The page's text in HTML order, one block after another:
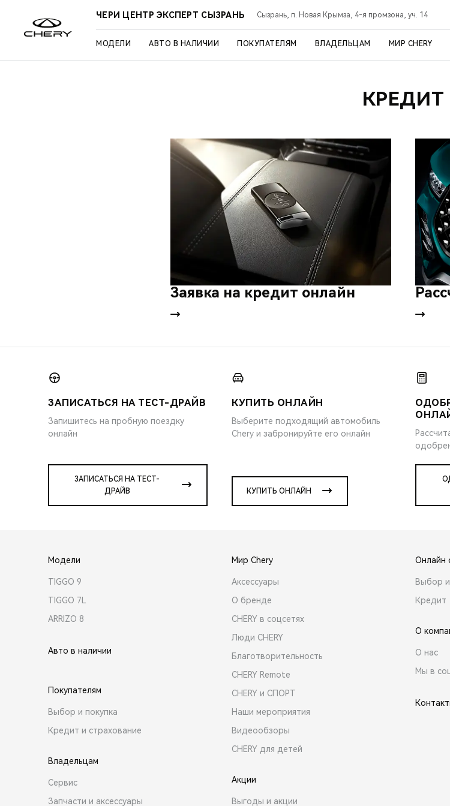
ЧЕРИ ЦЕНТР ЭКСПЕРТ СЫЗРАНЬ Сызрань, п. Новая Крымза, 4-я промзона, уч. 14
МОДЕЛИ АВТО В НАЛИЧИИ ПОКУПАТЕЛЯМ ВЛАДЕЛЬЦАМ МИР CHERY
КРЕДИТ
Заявка на кредит онлайн
ЗАПИСАТЬСЯ НА ТЕСТ-ДРАЙВ
Запишитесь на пробную поездку
онлайн
ЗАПИСАТЬСЯ НА ТЕСТ-
ДРАЙВ
КУПИТЬ ОНЛАЙН
Выберите подходящий автомобиль
Chery и забронируйте его онлайн
КУПИТЬ ОНЛАЙН
Модели
TIGGO 9
TIGGO 7L
ARRIZO 8
Авто в наличии
Покупателям
Выбор и покупка
Кредит и страхование
Владельцам
Сервис
Запчасти и аксессуары
Мир Chery
Аксессуары
О бренде
CHERY в соцсетях
Люди CHERY
Благотворительность
CHERY Remote
CHERY и СПОРТ
Наши мероприятия
Видеообзоры
CHERY для детей
Акции
Выгоды и акции
Онлайн
Выбор и
Кредит
О
О нас
Мы в